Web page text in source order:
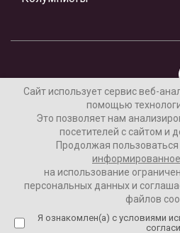
Материалы предоставлены
Нашли ошибку?
Согласие пользователя на
Сайт использует сервис веб-
помощью
Это позволяет нам
посетителей с сайтом и
Продолжая
информированное
на использование
персональных данных и
файлов
Я ознакомлен(а) с условиями